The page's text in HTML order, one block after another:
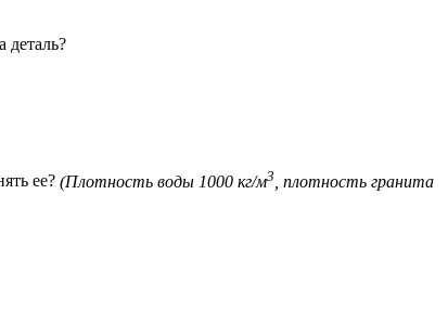
деталь?
ее? (Плотность воды 1000 кг/м3 , плотность гранита